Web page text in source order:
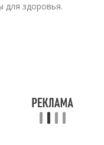
для здоровья.